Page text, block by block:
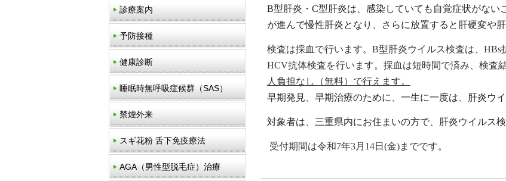
B型肝炎・ C型肝炎は、感染していても自覚症状がない
が進んで慢性肝炎となり、さらに放置すると肝硬変や
検査は採血で行います。 B型肝炎ウイルス検査は、 HBs
HCV抗体検査を行います。採血は短時間で済み、検査
人負担なし（無料）で行えます。
早期発見、早期治療のために、一生に一度は、肝炎ウ
対象者は、三重県内にお住まいの方で、肝炎ウイルス
受付期間は令和7年3月14日(金)までです。
診療案内
予防接種
健康診断
睡眠時無呼吸症候群（SAS）
禁煙外来
スギ花粉 舌下免疫療法
AGA（男性型脱毛症）治療